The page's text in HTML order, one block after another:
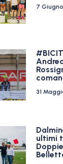
7
31
ultimi